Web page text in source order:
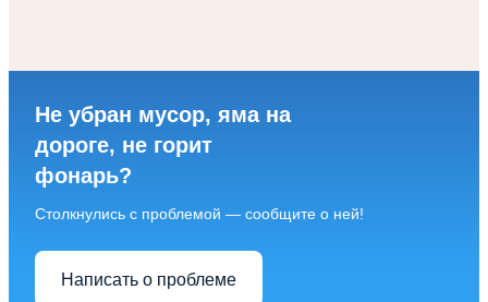
Не убран мусор, яма на
дороге, не горит
фонарь?
Столкнулись с проблемой — сообщите о ней!
Написать о проблеме